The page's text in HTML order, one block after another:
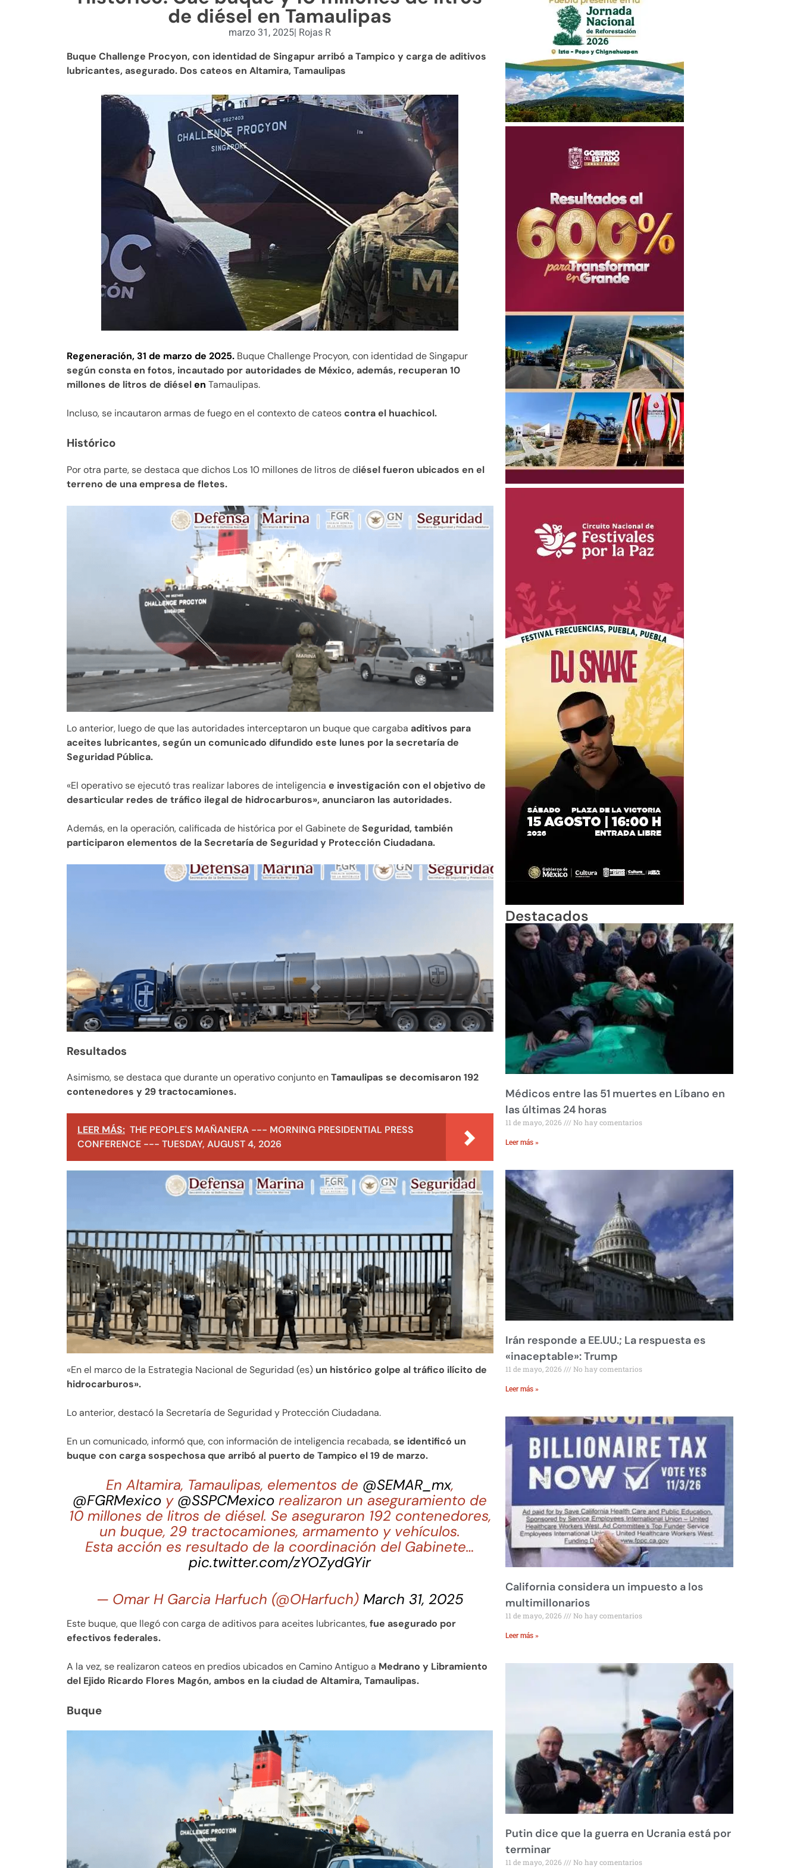
de diésel en Tamaulipas
marzo 31, 2025 Rojas R
Buque Challenge Procyon, con identidad de Singapur arribó a Tampico y carga de aditivos
lubricantes, asegurado. Dos cateos en Altamira, Tamaulipas
Regeneración, 31 de marzo de 2025. Buque Challenge Procyon, con identidad de Singapur
según consta en fotos, incautado por autoridades de México, además, recuperan 10
millones de litros de diéselen Tamaulipas.
Incluso, se incautaron armas de fuego en el contexto de cateoscontra el huachicol.
Histórico
Por otra parte, se destaca que dichos Los 10 millones de litros de diésel fueron ubicados en el
terreno de una empresa de fletes.
Lo anterior, luego de que las autoridades interceptaron un buque que cargaba aditivos para
aceites lubricantes, según un comunicado difundido este lunes por la secretaría de
Seguridad Pública.
«El operativo se ejecutó tras realizar labores de inteligencia e investigación con el objetivo de
desarticular redes de tráfico ilegal de hidrocarburos», anunciaron las autoridades.
Además, en la operación, calificada de histórica por el Gabinete deSeguridad, también
participaron elementos de la Secretaría de Seguridad y Protección Ciudadana.
Resultados
Asimismo, se destaca que durante un operativo conjunto enTamaulipas se decomisaron 192
contenedores y 29 tractocamiones.
LEER MÁS: THE PEOPLE'S MAÑANERA --- MORNING PRESIDENTIAL PRESS
CONFERENCE --- TUESDAY, AUGUST 4, 2026
«En el marco de la Estrategia Nacional de Seguridad (es) un histórico golpe al tráfico ilícito de
hidrocarburos».
Lo anterior, destacó la Secretaría de Seguridad y Protección Ciudadana.
En un comunicado, informó que, con información de inteligencia recabada,se identificó un
buque con carga sospechosa que arribó al puerto de Tampico el 19 de marzo.
En Altamira, Tamaulipas, elementos de @SEMAR_mx,
@FGRMexico y @SSPCMexico realizaron un aseguramiento de
10 millones de litros de diésel. Se aseguraron 192 contenedores,
un buque, 29 tractocamiones, armamento y vehículos.
Esta acción es resultado de la coordinación del Gabinete…
pic.twitter.com/zYOZydGYir
— Omar H Garcia Harfuch (@OHarfuch) March 31, 2025
Este buque, que llegó con carga de aditivos para aceites lubricantes,fue asegurado por
efectivos federales.
A la vez, se realizaron cateos en predios ubicados en Camino Antiguo a Medrano y Libramiento
del Ejido Ricardo Flores Magón, ambos en la ciudad de Altamira, Tamaulipas.
Buque
Destacados
Médicos entre las 51 muertes en Líbano en
las últimas 24 horas
11 de mayo, 2026 No hay comentarios
Leer más »
Irán responde a EE.UU.; La respuesta es
«inaceptable»: Trump
11 de mayo, 2026 No hay comentarios
Leer más »
California considera un impuesto a los
multimillonarios
11 de mayo, 2026 No hay comentarios
Leer más »
Putin dice que la guerra en Ucrania está por
terminar
11 de mayo, 2026 No hay comentarios